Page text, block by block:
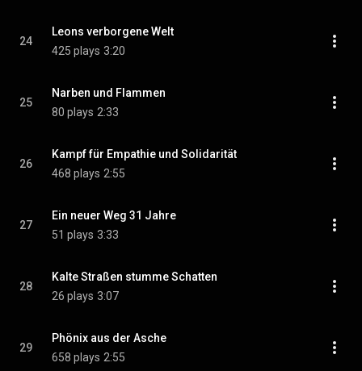
24
Leons verborgene Welt
425 plays 3:20
25
Narben und Flammen
80 plays 2:33
26
Kampf für Empathie und Solidarität
468 plays 2:55
27
Ein neuer Weg 31 Jahre
51 plays 3:33
28
Kalte Straßen stumme Schatten
26 plays 3:07
29
Phönix aus der Asche
658 plays 2:55